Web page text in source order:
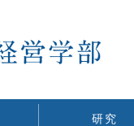
研究